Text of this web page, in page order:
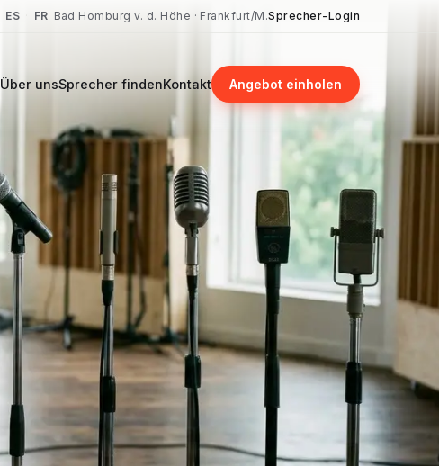
ES FR Bad Homburg v. d. Höhe · Frankfurt/M.Sprecher-Login
Über unsSprecher findenKontakt Angebot einholen